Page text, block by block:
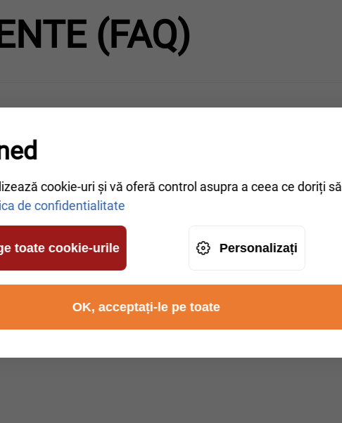
(FAQ)
în Leipzig?
cookie-uri și vă oferă control asupra a ceea ce doriți să
de confidentialitate
toate cookie-urile Personalizați
OK, acceptați-le pe toate